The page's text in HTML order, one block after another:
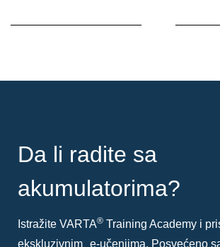
Da li radite sa
akumulatorima?
Istražite VARTA® Training Academy i
ekskluzivnim e-učenjima. Posvećeno